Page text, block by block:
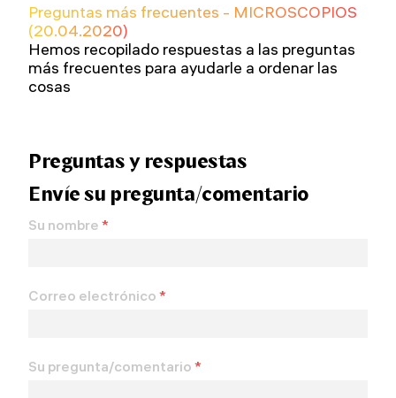
Preguntas más frecuentes - MICROSCOPIOS
(20.04.2020)
Hemos recopilado respuestas a las preguntas
más frecuentes para ayudarle a ordenar las
cosas
Preguntas y respuestas
Envíe su pregunta/comentario
Su nombre *
Correo electrónico *
Su pregunta/comentario *